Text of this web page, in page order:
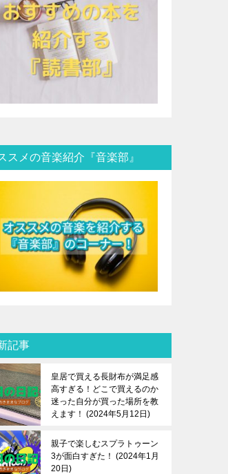
スメの音楽紹介『音楽部』
記事
皇居で買える長財布が満足感
高すぎる！どこで買えるのか
迷った自分が買った場所を教
えます！
2024年5月12日
親子で楽しむスプラトゥーン
3が面白すぎた！
2024年1月
20日